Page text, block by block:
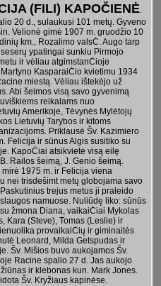
(FILI) KAPOČIENĖ.
20 d., sulaukusi 101 metų. Gyveno
Velionė gimė 1907 m. gruodžio 10
km., Rozalimo valsĊ. Augo tarp
ypatingai sunkiu Pirmojo
ir vėliau atgimstanĊioje
KasparaiĊio kvietimu 1934
miestą. Vėliau ištekėjo už
Abi šeimos visą savo gyvenimą
reikalams nuo
Amerikoje, Tėvynės Mylėtojų
Lietuvių Tarybos ir kitoms
Priklausė Šv. Kazimiero
Felicija ir sūnus Algis susitiko su
KapoĊiai atsikvietė visą eilę
Railos šeimą, J. Genio šeimą.
1975 m. ir Felicija viena
nei trisdešimt metų globojama savo
trejus metus ji praleido
namuose. Nuliūdę liko: sūnūs
žmona Diana, vaikaiĊiai Mykolas
Kara (Steve), Tomas (Leslie) ir
provaikaiĊių ir giminaitės
Leonard, Milda Getspudas ir
Šv. Mišios buvo aukojamos Šv.
Racine spalio 27 d. Jas aukojo
ir klebonas kun. Mark Jones.
Šv. Kryžiaus kapinėse.